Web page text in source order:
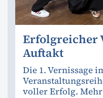
Erfolgreicher
Auftakt
Die 1. Vernissage
voller Erfolg.